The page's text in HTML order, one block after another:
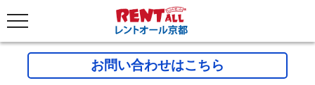
お問い合わせはこちら